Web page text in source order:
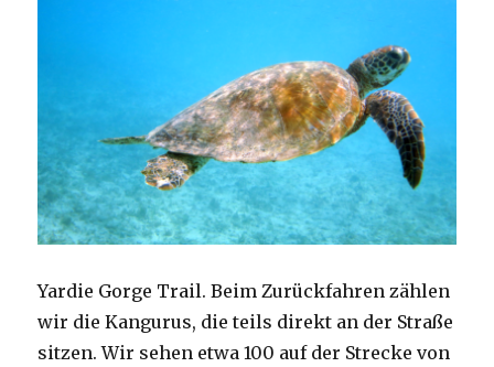
Yardie Gorge Trail. Beim Zurückfahren zählen
wir die Kangurus, die teils direkt an der Straße
sitzen. Wir sehen etwa 100 auf der Strecke von